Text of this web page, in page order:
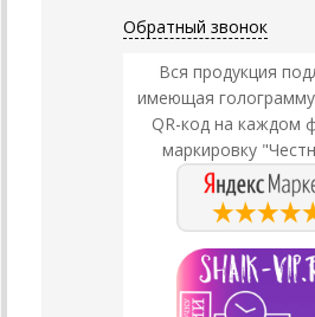
Обратный звонок
Вся продукция
имеющая голограмму
QR-код на каждом
маркировку